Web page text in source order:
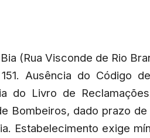
(Rua Visconde de Rio
Ausência do Código
do Livro de
Bombeiros, dado prazo
Estabelecimento exige